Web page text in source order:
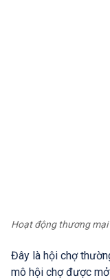
Hoạt động thương mại
Đây là hội chợ
mô hội chợ được